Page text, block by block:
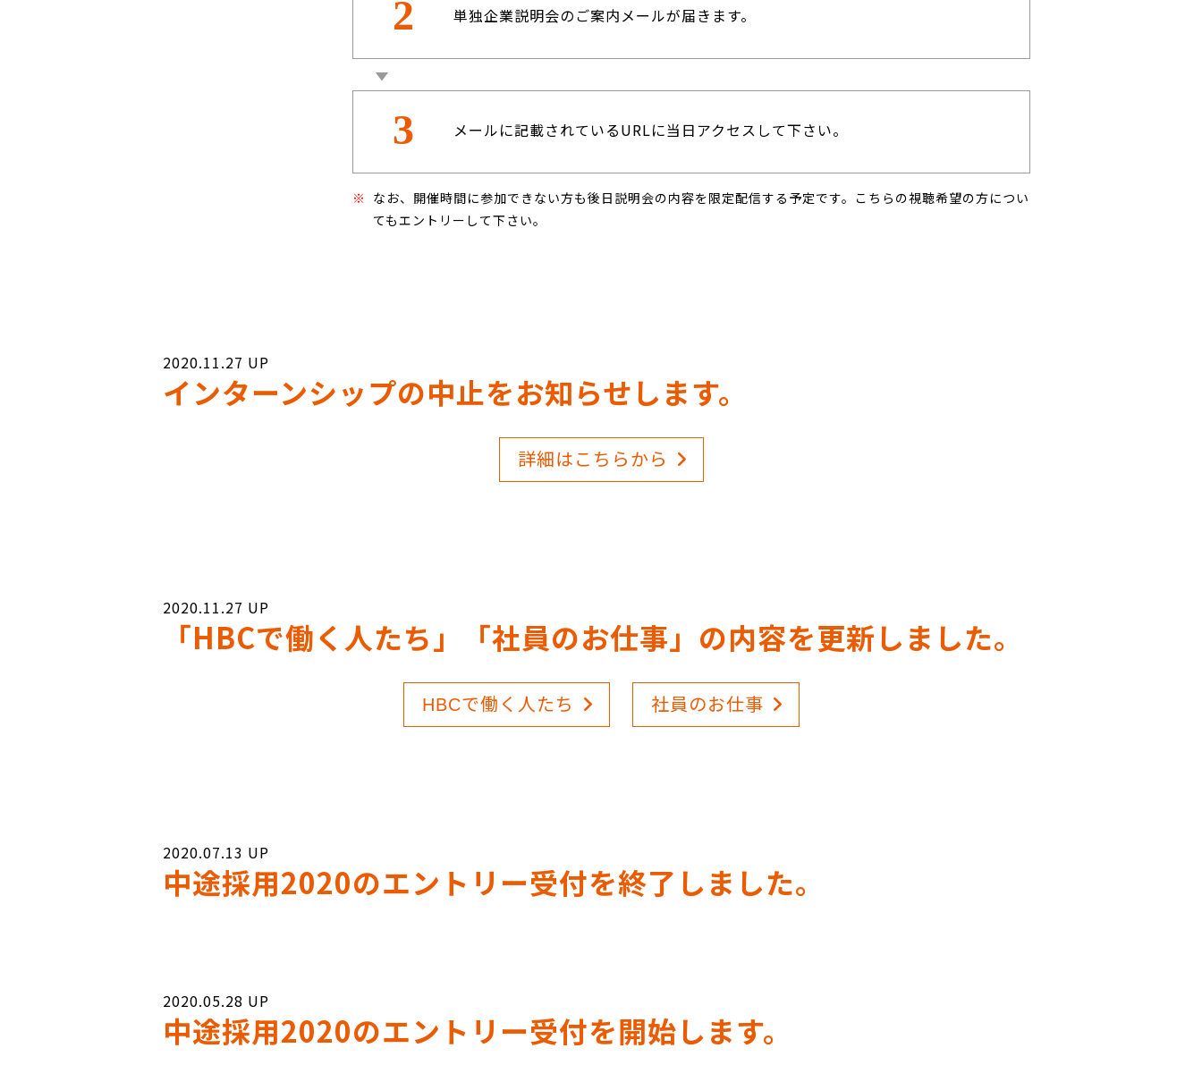
2 単独企業説明会のご案内メールが届きます。
3 メールに記載されているURLに当日アクセスして下さい。
※ なお、開催時間に参加できない方も後日説明会の内容を限定配信する予定です。こちらの視聴希望の方につい
てもエントリーして下さい。
2020.11.27
インターンシップの中止をお知らせします。
詳細はこちらから
2020.11.27
「HBCで働く人たち」「社員のお仕事」の内容を更新しました。
HBCで働く人たち 社員のお仕事
2020.07.13
中途採用2020のエントリー受付を終了しました。
2020.05.28
中途採用2020のエントリー受付を開始します。